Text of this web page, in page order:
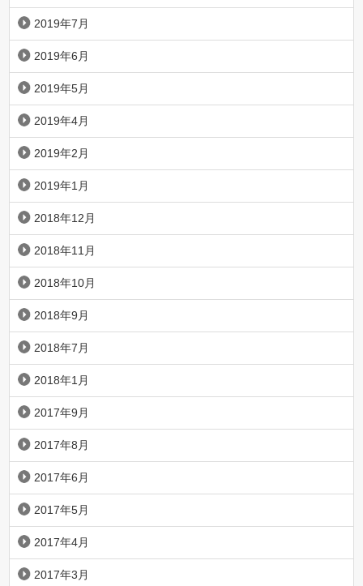
2019年7月
2019年6月
2019年5月
2019年4月
2019年2月
2019年1月
2018年12月
2018年11月
2018年10月
2018年9月
2018年7月
2018年1月
2017年9月
2017年8月
2017年6月
2017年5月
2017年4月
2017年3月